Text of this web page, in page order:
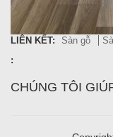
LIÊN KẾT: Sàn gỗ
:
CHÚNG TÔI